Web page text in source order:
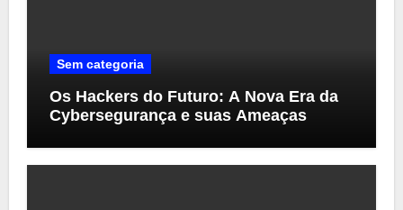
Sem categoria
Os Hackers do Futuro: A Nova Era da
Cybersegurança e suas Ameaças